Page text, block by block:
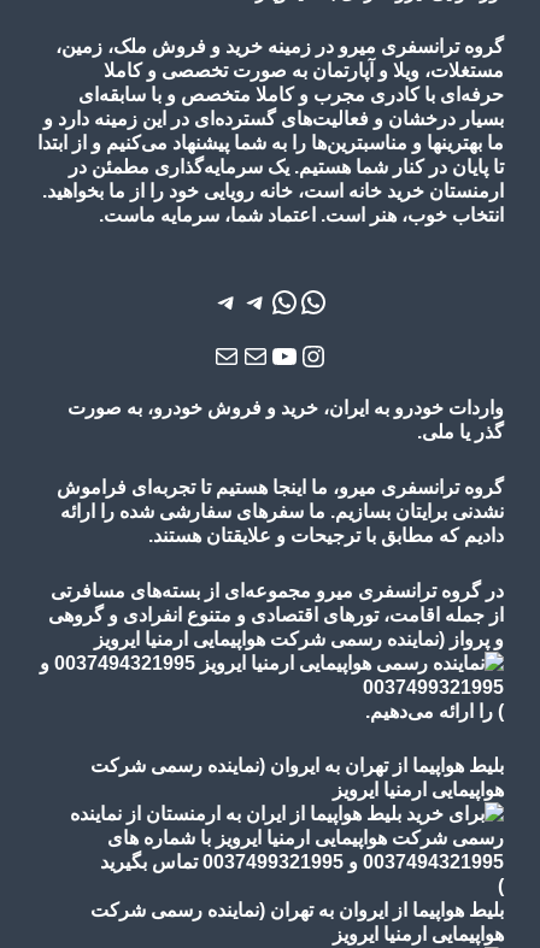
گروه ترانسفری میرو در زمینه خرید و فروش ملک، زمین،
مستغلات، ویلا و آپارتمان به صورت تخصصی و کاملا
حرفه‌ای با کادری مجرب و کاملا متخصص و با سابقه‌ای
بسیار درخشان و فعالیت‌های گسترده‌ای در این زمینه دارد و
ما بهترینها و مناسبترین‌ها را به شما پیشنهاد می‌کنیم و از ابتدا
تا پایان در کنار شما هستیم. یک سرمایه‌گذاری مطمئن در
ارمنستان خرید خانه است، خانه رویایی خود را از ما بخواهید.
انتخاب خوب، هنر است. اعتماد شما، سرمایه ماست.
واتس‌اپ
واتس‌اپ
تلگرامتلگرام
اینستاگرم
یوتیوب
ایمیلایمیل
واردات خودرو به ایران، خرید و فروش خودرو، به صورت
گذر یا ملی.
گروه ترانسفری میرو، ما اینجا هستیم تا تجربه‌ای فراموش
نشدنی برایتان بسازیم. ما سفرهای سفارشی شده را ارائه
دادیم که مطابق با ترجیحات و علایقتان هستند.
در گروه ترانسفری میرو مجموعه‌ای از بسته‌های مسافرتی
از جمله اقامت، تورهای اقتصادی و متنوع انفرادی و گروهی
و پرواز (نماینده رسمی شرکت هواپیمایی ارمنیا ایرویز
) را ارائه می‌دهیم.
بلیط هواپیما از تهران به ایروان (نماینده رسمی شرکت
هواپیمایی ارمنیا ایرویز
)
بلیط هواپیما از ایروان به تهران (نماینده رسمی شرکت
هواپیمایی ارمنیا ایرویز